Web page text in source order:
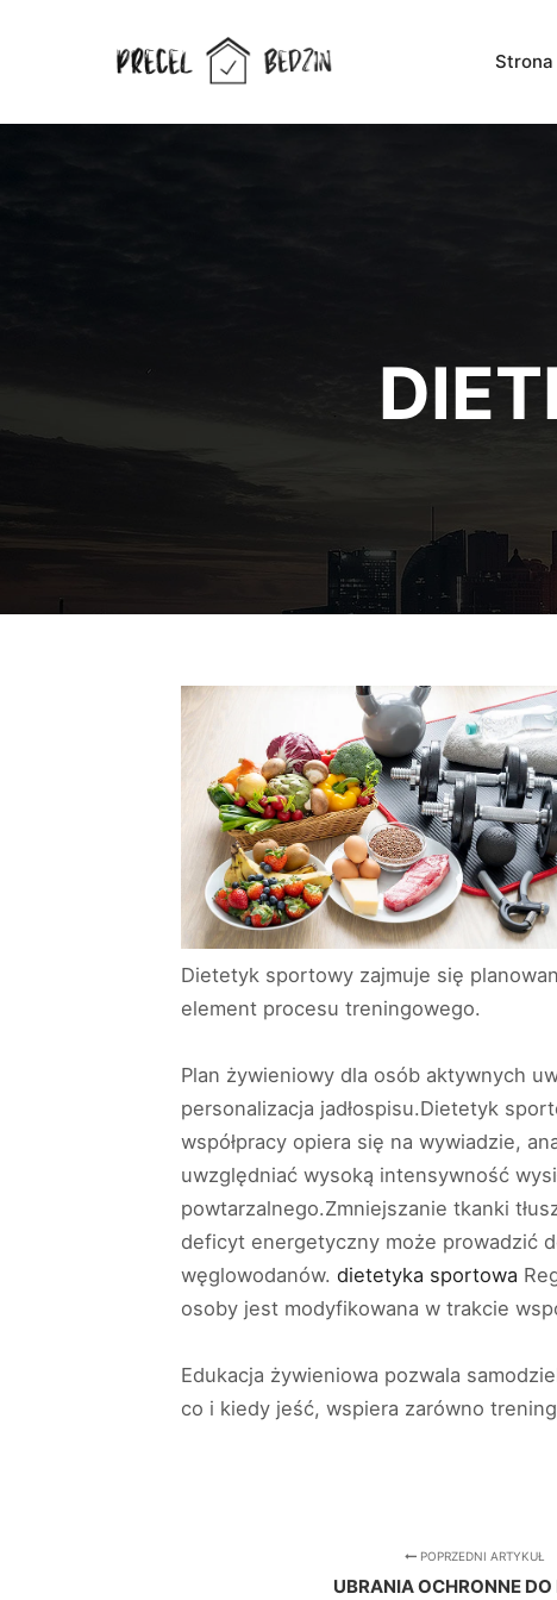
Strona
Dietetyk sportowy zajmuje się
element procesu treningowego.
Plan żywieniowy dla osób aktywnych
personalizacja jadłospisu.Dietetyk
współpracy opiera się na wywiadzie,
uwzględniać wysoką intensywność
powtarzalnego.Zmniejszanie tkanki
deficyt energetyczny może prowadzić
węglowodanów. dietetyka sportowa
osoby jest modyfikowana w trakcie
Edukacja żywieniowa pozwala
co i kiedy jeść, wspiera zarówno
POPRZEDNI ARTYKUŁ
UBRANIA OCHRONNE DO